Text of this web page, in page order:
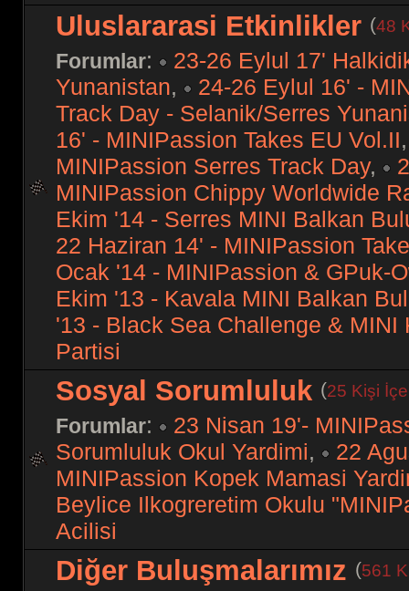
Uluslararasi Etkinlikler (48
Forumlar:
23-26 Eylul 17'
Yunanistan,
24-26 Eylul 16' -
Track Day - Selanik/Serres
16' - MINIPassion Takes EU Vol.II
MINIPassion Serres Track Day,
MINIPassion Chippy Worldwide
Ekim '14 - Serres MINI Balkan
22 Haziran 14' - MINIPassion
Ocak '14 - MINIPassion & GPuk-
Ekim '13 - Kavala MINI Balkan
'13 - Black Sea Challenge & MINI
Partisi
Sosyal Sorumluluk (25 Kişi
Forumlar:
23 Nisan 19'-
Sorumluluk Okul Yardimi,
22
MINIPassion Kopek Mamasi
Beylice Ilkogreretim Okulu
Acilisi
Diğer Buluşmalarımız (561